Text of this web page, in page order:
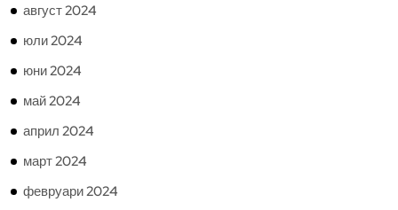
август 2024
юли 2024
юни 2024
май 2024
април 2024
март 2024
февруари 2024